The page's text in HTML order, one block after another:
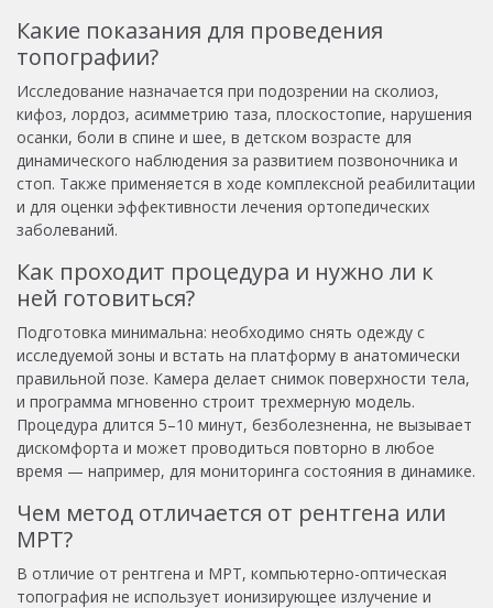
Какие показания для проведения
топографии?
Исследование назначается при подозрении на сколиоз,
кифоз, лордоз, асимметрию таза, плоскостопие, нарушения
осанки, боли в спине и шее, в детском возрасте для
динамического наблюдения за развитием позвоночника и
стоп. Также применяется в ходе комплексной реабилитации
и для оценки эффективности лечения ортопедических
заболеваний.
Как проходит процедура и нужно ли к
ней готовиться?
Подготовка минимальна: необходимо снять одежду с
исследуемой зоны и встать на платформу в анатомически
правильной позе. Камера делает снимок поверхности тела,
и программа мгновенно строит трехмерную модель.
Процедура длится 5–10 минут, безболезненна, не вызывает
дискомфорта и может проводиться повторно в любое
время — например, для мониторинга состояния в динамике.
Чем метод отличается от рентгена или
МРТ?
В отличие от рентгена и МРТ, компьютерно-оптическая
топография не использует ионизирующее излучение и